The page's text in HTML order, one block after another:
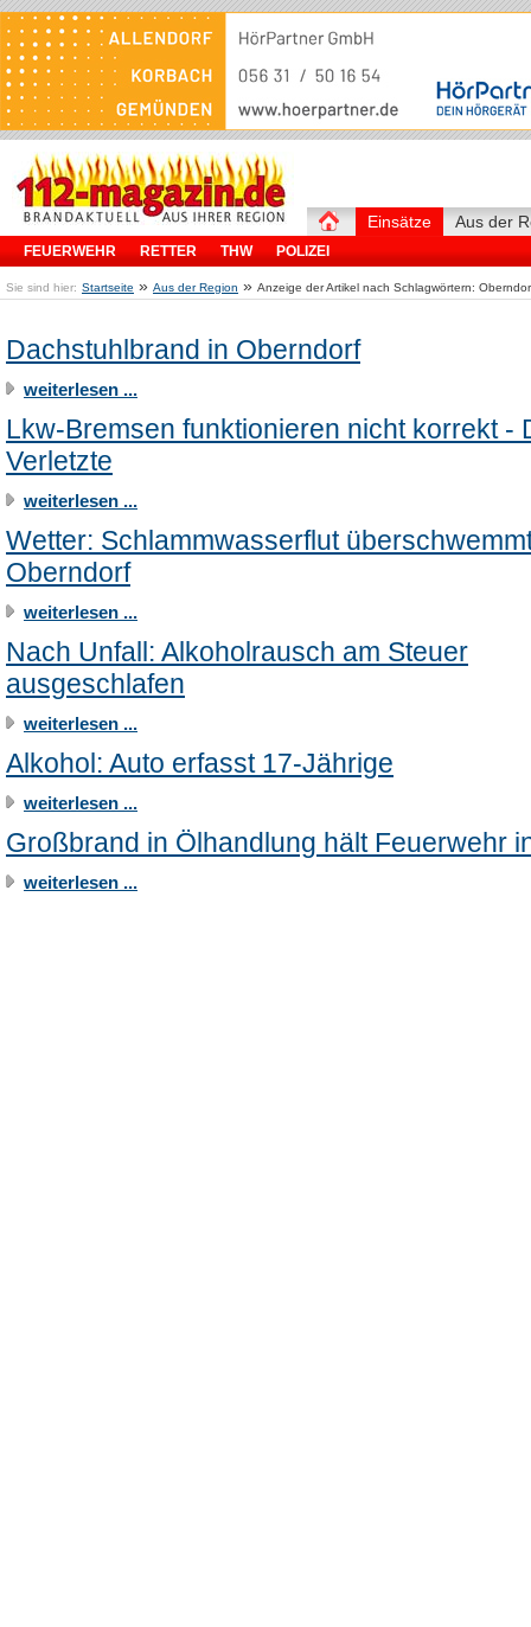
Einsätze
FEUERWEHR RETTER THW POLIZEI
Aus der
Sie sind hier: Startseite » Aus der Region » Anzeige der Artikel nach Schlagwörtern:
Dachstuhlbrand in Oberndorf
weiterlesen ...
Lkw-Bremsen funktionieren nicht korrekt -
Verletzte
weiterlesen ...
Wetter: Schlammwasserflut
Oberndorf
weiterlesen ...
Nach Unfall: Alkoholrausch am Steuer
ausgeschlafen
weiterlesen ...
Alkohol: Auto erfasst 17-Jährige
weiterlesen ...
Großbrand in Ölhandlung hält Feuerwehr
weiterlesen ...